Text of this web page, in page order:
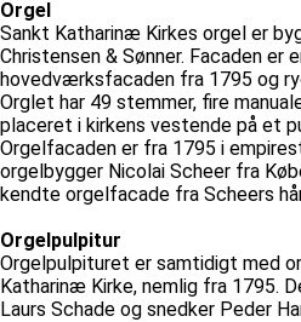
Orgel
Sankt Katharinæ Kirkes orgel er
Christensen & Sønner. Facaden er
hovedværksfacaden fra 1795 og
Orglet har 49 stemmer, fire
placeret i kirkens vestende på et
Orgelfacaden er fra 1795 i
orgelbygger Nicolai Scheer fra
kendte orgelfacade fra Scheers
Orgelpulpitur
Orgelpulpituret er samtidigt med
Katharinæ Kirke, nemlig fra 1795.
Laurs Schade og snedker Peder